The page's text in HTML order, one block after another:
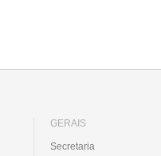
GERAIS
Secretaria